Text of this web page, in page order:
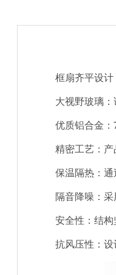
框扇齐平设
大视野玻璃
优质铝合金：
精密工艺：产
保温隔热：通
隔音降噪：采
安全性：结构
抗风压性：设